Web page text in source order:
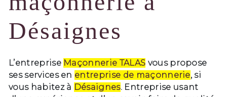
Désaignes
L’entreprise Maçonnerie TALAS vous propose
ses services en entreprise de maçonnerie, si
vous habitez à Désaignes. Entreprise usant